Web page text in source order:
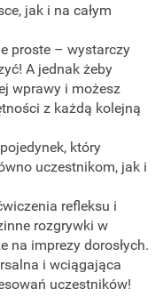
jak i na całym
proste – wystarczy
A jednak żeby
wprawy i możesz
z każdą kolejną
który
uczestnikom, jak i
refleksu i
rozgrywki w
na imprezy dorosłych.
i wciągająca
uczestników!